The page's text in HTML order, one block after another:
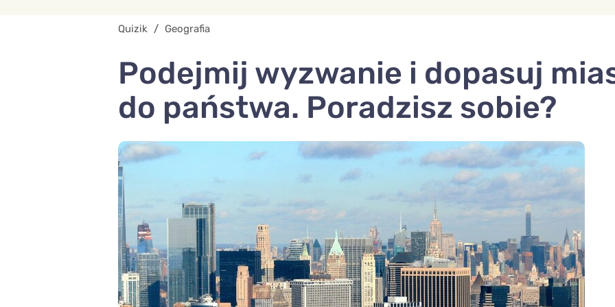
Quizik / Geografia
Podejmij wyzwanie i dopasuj
do państwa. Poradzisz sobie?